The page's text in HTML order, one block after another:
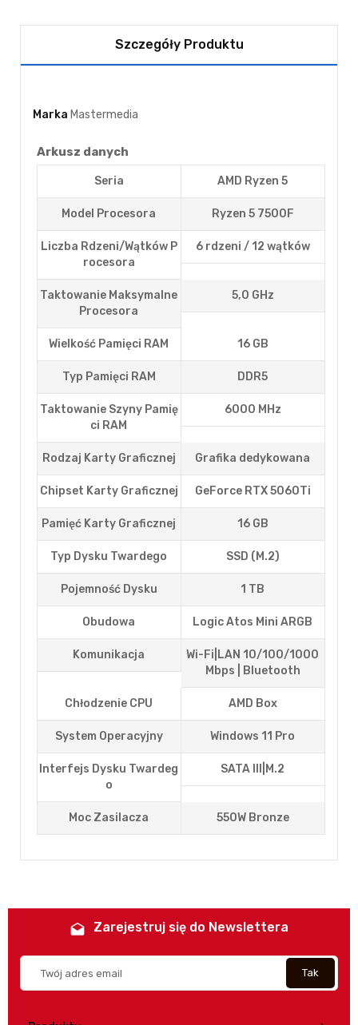
Szczegóły Produktu
Marka Mastermedia
Arkusz danych
Seria AMD Ryzen 5
Model Procesora Ryzen 5 7500F
Liczba Rdzeni/wątków P
Rocesora
6 rdzeni / 12 wątków
Taktowanie Maksymalne
Procesora
5,0 GHz
Wielkość Pamięci RAM 16 GB
Typ Pamięci RAM DDR5
Taktowanie Szyny Pamię
Ci RAM
6000 MHz
Rodzaj Karty Graficznej Grafika dedykowana
Chipset Karty Graficznej GeForce RTX 5060Ti
Pamięć Karty Graficznej 16 GB
Typ Dysku Twardego SSD (M.2)
Pojemność Dysku 1 TB
Obudowa Logic Atos Mini ARGB
Komunikacja
Wi-Fi|LAN 10/100/1000
Mbps | Bluetooth
Chłodzenie CPU AMD Box
System Operacyjny Windows 11 Pro
Interfejs Dysku Twardeg
O
SATA III|M.2
Moc Zasilacza 550W Bronze
drafts Zarejestruj się do Newslettera